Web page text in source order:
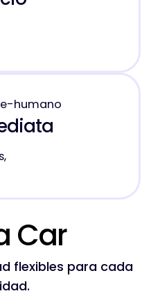
Car
flexibles para cada